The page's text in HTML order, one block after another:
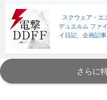
スクウェア・エ
デュエルム ファ
イ日記、企画記
さらに